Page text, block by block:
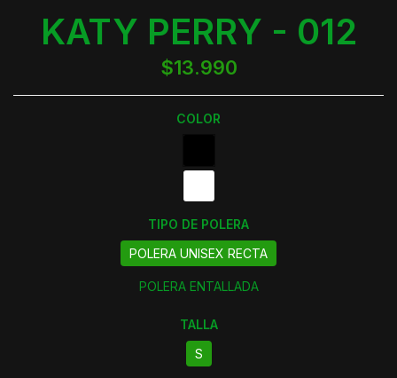
KATY PERRY - 012
$13.990
COLOR
TIPO DE POLERA
POLERA UNISEX RECTA
POLERA ENTALLADA
TALLA
S